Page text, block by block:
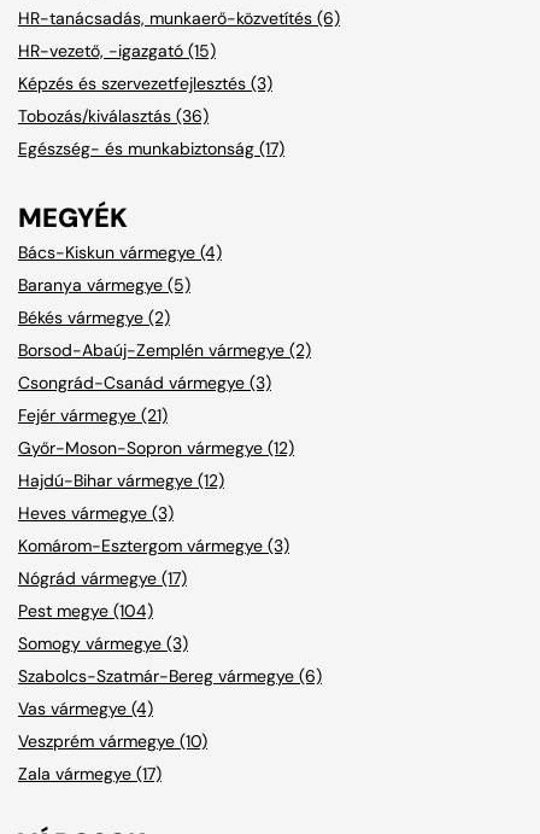
HR-tanácsadás, munkaerő-közvetítés (6)
HR-vezető, -igazgató (15)
Képzés és szervezetfejlesztés (3)
Tobozás/kiválasztás (36)
Egészség- és munkabiztonság (17)
MEGYÉK
Bács-Kiskun vármegye (4)
Baranya vármegye (5)
Békés vármegye (2)
Borsod-Abaúj-Zemplén vármegye (2)
Csongrád-Csanád vármegye (3)
Fejér vármegye (21)
Győr-Moson-Sopron vármegye (12)
Hajdú-Bihar vármegye (12)
Heves vármegye (3)
Komárom-Esztergom vármegye (3)
Nógrád vármegye (17)
Pest megye (104)
Somogy vármegye (3)
Szabolcs-Szatmár-Bereg vármegye (6)
Vas vármegye (4)
Veszprém vármegye (10)
Zala vármegye (17)